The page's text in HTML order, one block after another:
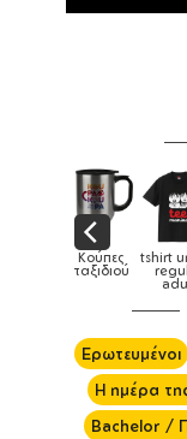
tshirt unisex
regular tshirt
Ερωτευμένοι
Η ημέρα
Bachelor /